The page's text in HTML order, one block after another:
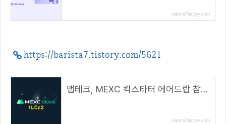
barista7.tistory.com
https://barista7.tistory.com/5621
앱테크, MEXC 킥스타터 에어드랍 참여방법( 추천 코드 : 1LCc2 )
barista7.tistory.com